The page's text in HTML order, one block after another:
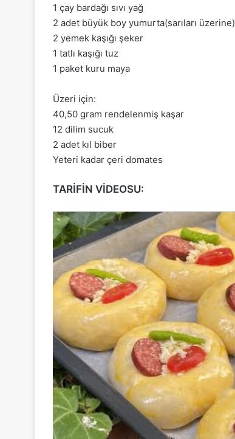
1 çay bardağı sıvı yağ
2 adet büyük boy yumurta(sarıları üzerine)
2 yemek kaşığı şeker
1 tatlı kaşığı tuz
1 paket kuru maya
Üzeri için:
40,50 gram rendelenmiş kaşar
12 dilim sucuk
2 adet kıl biber
Yeteri kadar çeri domates
TARİFİN VİDEOSU: